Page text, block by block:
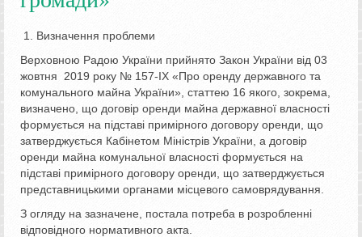
Визначення проблеми
Верховною Радою України прийнято Закон України від 03
жовтня 2019 року № 157-ІХ «Про оренду державного та
комунального майна України», статтею 16 якого, зокрема,
визначено, що договір оренди майна державної власності
формується на підставі примірного договору оренди, що
затверджується Кабінетом Міністрів України, а договір
оренди майна комунальної власності формується на
підставі примірного договору оренди, що затверджується
представницькими органами місцевого самоврядування.
З огляду на зазначене, постала потреба в розробленні
відповідного нормативного акта.